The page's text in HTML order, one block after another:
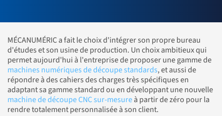
MÉCANUMÉRIC a fait le choix d'intégrer son propre bureau
d'études et son usine de production. Un choix ambitieux qui
permet aujourd'hui à l'entreprise de proposer une gamme de
machines numériques de découpe standards, et aussi de
répondre à des cahiers des charges très spécifiques en
adaptant sa gamme standard ou en développant une nouvelle
machine de découpe CNC sur-mesureà partir de zéro pour la
rendre totalement personnalisée à son client.